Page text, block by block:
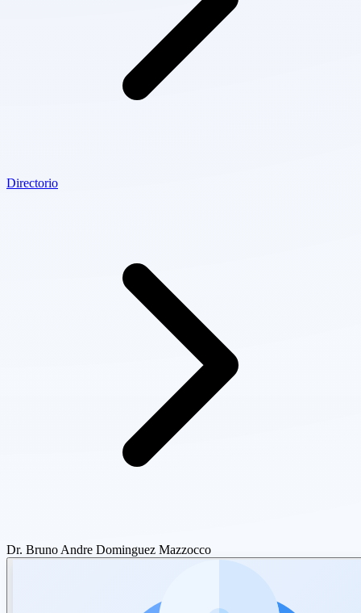
Directorio
Dr. Bruno Andre Dominguez Mazzocco